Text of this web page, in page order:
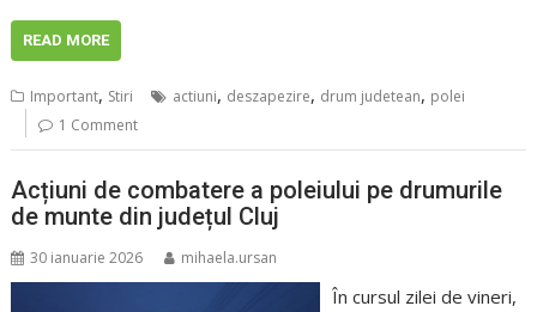
READ MORE
Important, Stiri actiuni, deszapezire, drum judetean, polei
1 Comment
Acțiuni de combatere a poleiului pe drumurile
de munte din județul Cluj
30 ianuarie 2026 mihaela.ursan
În cursul zilei de vineri,